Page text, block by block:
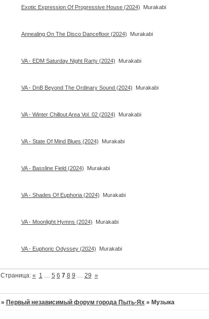
Exotic Expression Of Progressive House (2024)
Murakabi
Annealing On The Disco Dancefloor (2024)
Murakabi
VA - EDM Saturday Night Rarty (2024)
Murakabi
VA - DnB Beyond The Ordinary Sound (2024)
Murakabi
VA - Winter Chillout Area Vol. 02 (2024)
Murakabi
VA - State Of Mind Blues (2024)
Murakabi
VA - Bassline Field (2024)
Murakabi
VA - Shades Of Euphoria (2024)
Murakabi
VA - Moonlight Hymns (2024)
Murakabi
VA - Euphoric Odyssey (2024)
Murakabi
Страница: « 1 … 5 6 7 8 9 … 29 »
» Первый независимый форум города Пыть-Ях » Музыка